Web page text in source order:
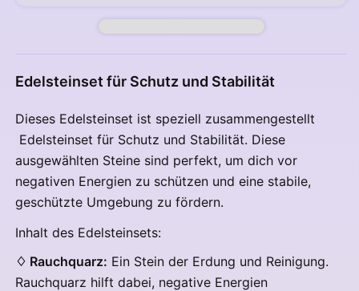
Edelsteinset für Schutz und Stabilität
Dieses Edelsteinset ist speziell zusammengestellt
Edelsteinset für Schutz und Stabilität. Diese
ausgewählten Steine sind perfekt, um dich vor
negativen Energien zu schützen und eine stabile,
geschützte Umgebung zu fördern.
Inhalt des Edelsteinsets:
♢ Rauchquarz: Ein Stein der Erdung und Reinigung.
Rauchquarz hilft dabei, negative Energien